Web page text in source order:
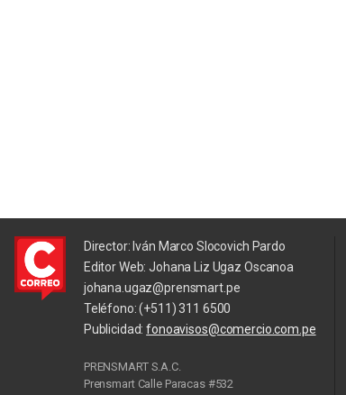
Director: Iván Marco Slocovich Pardo
Editor Web: Johana Liz Ugaz Oscanoa
johana.ugaz@prensmart.pe
Teléfono: (+511) 311 6500
Publicidad:fonoavisos@comercio.com.pe
PRENSMART S.A.C.
Prensmart Calle Paracas #532